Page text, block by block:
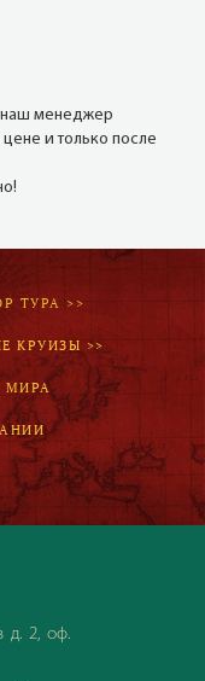
наш менеджер
и только после
ТУРА >>
КРУИЗЫ >>
МИРА
д. 2, оф.